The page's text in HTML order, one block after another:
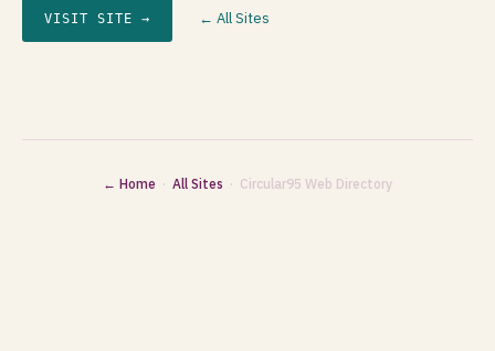
VISIT SITE → ← All Sites
← Home · All Sites · Circular95 Web Directory